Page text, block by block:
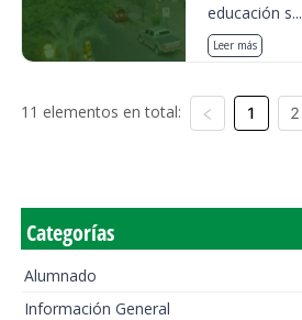
educación s...
Leer más
11 elementos en total: 1 2
Categorías
Alumnado
Información General